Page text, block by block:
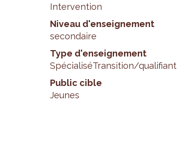
Intervention
Niveau d'enseignement
secondaire
Type d'enseignement
SpécialiséTransition/qualifiant
Public cible
Jeunes